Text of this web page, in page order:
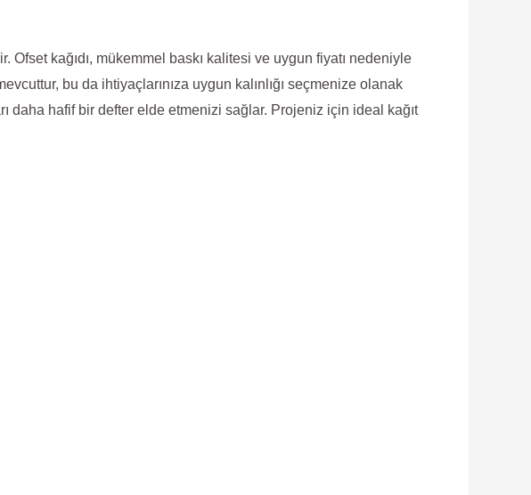
Ofset kağıdı, mükemmel baskı kalitesi ve uygun fiyatı nedeniyle
bu da ihtiyaçlarınıza uygun kalınlığı seçmenize olanak
daha hafif bir defter elde etmenizi sağlar. Projeniz için ideal kağıt